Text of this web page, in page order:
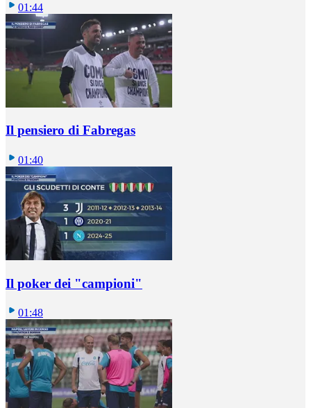
01:44
Il pensiero di Fabregas
01:40
Il poker dei "campioni"
01:48